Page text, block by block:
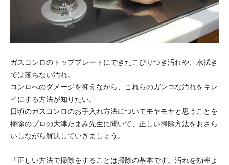
ガスコンロのトッププレートにできたこびりつき汚れや、水拭き
では落ちない汚れ。
コンロへのダメージを抑えながら、これらのガンコな汚れをキレ
イにする方法が知りたい。
日頃のガスコンロのお手入れ方法についてモヤモヤと思うことを
掃除のプロの大津たまみ先生に聞いて、正しい掃除方法をおさら
いしながら解決していきましょう。
「正しい方法で掃除をすることは掃除の基本です。汚れを効率よ